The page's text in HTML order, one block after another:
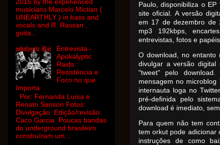
Paulo, disponibiliza o
site oficial. A versão
em 17 de dezembro de
mp3 192kbps,
entrevistas, fotos e
O download, no entanto
divulgar a versão
"tweet" pelo
mensagem no
internauta loga no
pré-definida pelo
download é imediato,
Para quem não tem
tem orkut pode adicionar
instruções de como
musicians Marcelo Mictian (
UNEARTHLY ) in bass and
vocals and R. Rassan ,
guita...
Entrevista -
Apokalyptic
Raids :
Resistência e
Foco no que
Importa
Por: Fernanda Luísa e
Renato Sanson Fotos:
Divulgação Edição/revisão:
Caco Garcia Poucas bandas
do underground brasileiro
construíram um...